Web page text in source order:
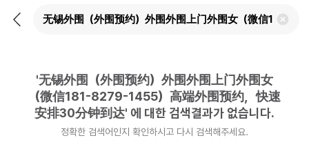
뒤
검
'无锡外围（外围预约）外围外围上门外围女
（微信181-8279-1455）高端外围预约，快速
安排30分钟到达' 에 대한 검색결과가 없습니다.
정확한 검색어인지 확인하시고 다시 검색해주세요.